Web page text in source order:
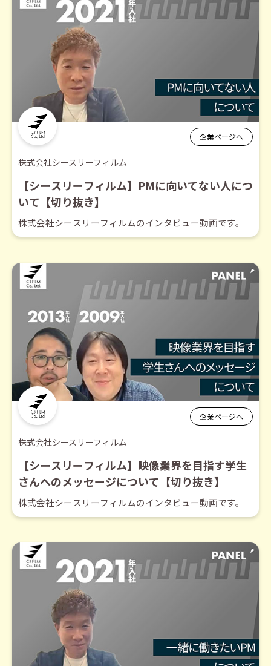
企業ページへ
株式会社シースリーフィルム
【シースリーフィルム】PMに向いてない人につ
いて【切り抜き】
株式会社シースリーフィルムのインタビュー動画です。
企業ページへ
株式会社シースリーフィルム
【シースリーフィルム】映像業界を目指す学生
さんへのメッセージについて【切り抜き】
株式会社シースリーフィルムのインタビュー動画です。